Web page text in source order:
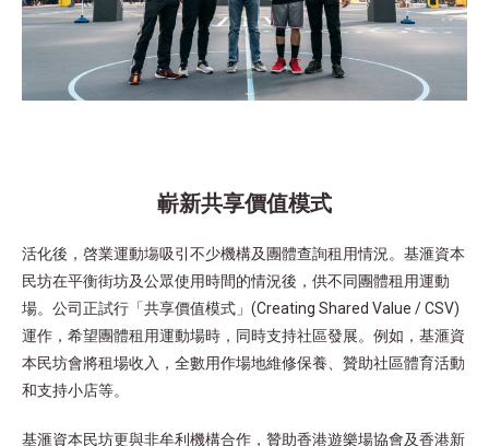
嶄新共享價值模式
活化後，啓業運動塲吸引不少機構及團體查詢租用情況。基滙資本
民坊在平衡街坊及公眾使用時間的情況後，供不同團體租用運動
場。公司正試行「共享價值模式」(Creating Shared Value / CSV)
運作，希望團體租用運動場時，同時支持社區發展。例如，基滙資
本民坊會將租場收入，全數用作場地維修保養、贊助社區體育活動
和支持小店等。
基滙資本民坊更與非牟利機構合作，贊助香港遊樂場協會及香港新